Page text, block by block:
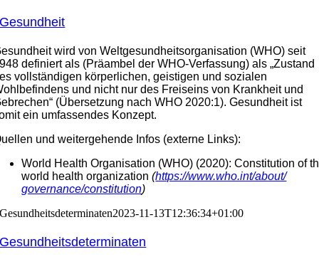
Gesundheit
wird von Weltgesundheitsorganisation (WHO) seit
definiert als (Präambel der WHO-Verfassung) als „Zustand
vollständigen körperlichen, geistigen und sozialen
und nicht nur des Freiseins von Krankheit und
(Übersetzung nach WHO 2020:1). Gesundheit ist
ein umfassendes Konzept.
und weitergehende Infos (externe Links):
World Health Organisation (WHO) (2020): Constitution of
world health organization(https://www.who.int/about/
governance/constitution)
Gesundheitsdeterminaten2023-11-13T12:36:34+01:00
Gesundheitsdeterminaten